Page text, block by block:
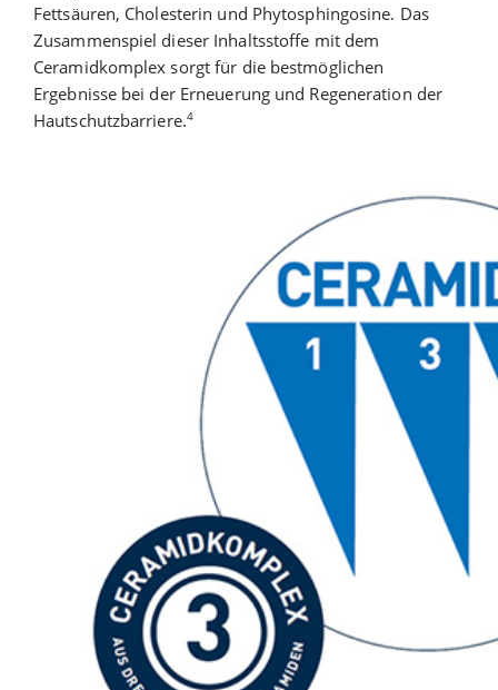
Fettsäuren, Cholesterin und Phytosphingosine. Das
Zusammenspiel dieser Inhaltsstoffe mit dem
Ceramidkomplex sorgt für die bestmöglichen
Ergebnisse bei der Erneuerung und Regeneration der
Hautschutzbarriere.4